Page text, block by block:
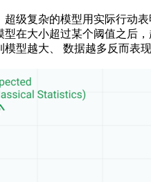
复杂的模型用实际行动表
型在大小超过某个阈值之后
型越大、 数据越多反而表